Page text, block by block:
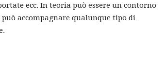
ecc. In teoria può essere un contorno
accompagnare qualunque tipo di